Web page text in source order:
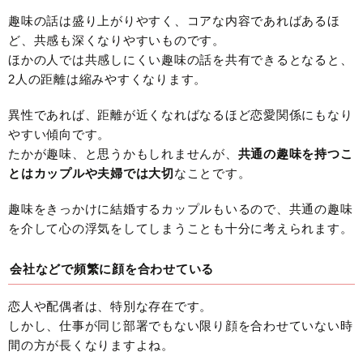
趣味の話は盛り上がりやすく、コアな内容であればあるほ
ど、共感も深くなりやすいものです。
ほかの人では共感しにくい趣味の話を共有できるとなると、
2人の距離は縮みやすくなります。
異性であれば、距離が近くなればなるほど恋愛関係にもなり
やすい傾向です。
たかが趣味、と思うかもしれませんが、 共通の趣味を持つこ
とはカップルや夫婦では大切なことです。
趣味をきっかけに結婚するカップルもいるので、共通の趣味
を介して心の浮気をしてしまうことも十分に考えられます。
会社などで頻繁に顔を合わせている
恋人や配偶者は、特別な存在です。
しかし、仕事が同じ部署でもない限り顔を合わせていない時
間の方が長くなりますよね。